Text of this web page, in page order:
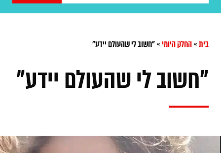
בית»החלק היומי»"חשוב לי שהעולם יידע"
"חשוב לי שהעולם יידע"